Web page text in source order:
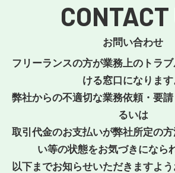
CONTACT
お問い合わせ
フリーランスの方が業務上のトラ
ける窓口になります
弊社からの不適切な業務依頼・要
るいは
取引代金のお支払いが弊社所定の
い等の状態をお気づきになら
以下までお知らせいただきますよ